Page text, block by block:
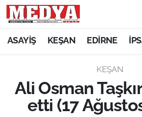
ASAYİŞ KEŞAN EDİRNE
KEŞAN
Ali Osman
etti (17
KEŞAN
ASAYİŞ
SİYASET